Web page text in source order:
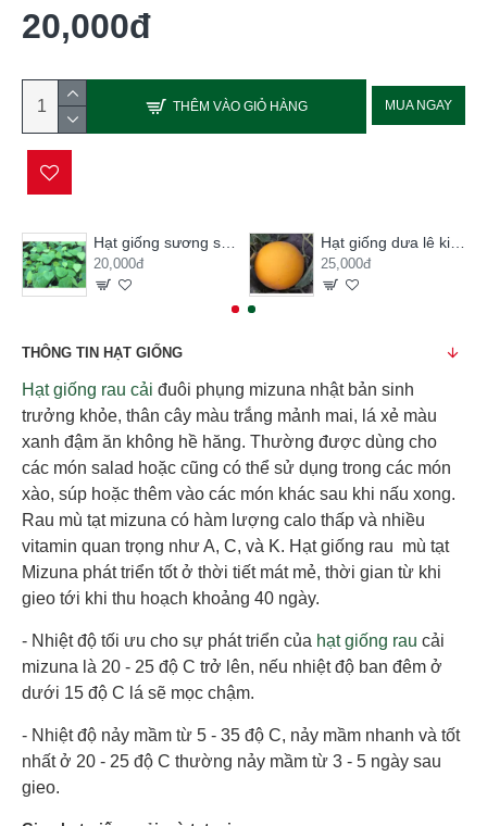
20,000đ
THÊM VÀO GIỎ HÀNG MUA NGAY
Hạt giống sương sâm lông
20,000đ
Hạt giống dưa lê kim hoàng hậu
25,000đ
THÔNG TIN HẠT GIỐNG
Hạt giống rau cải đuôi phụng mizuna nhật bản sinh
trưởng khỏe, thân cây màu trắng mảnh mai, lá xẻ màu
xanh đậm ăn không hề hăng. Thường được dùng cho
các món salad hoặc cũng có thể sử dụng trong các món
xào, súp hoặc thêm vào các món khác sau khi nấu xong.
Rau mù tạt mizuna có hàm lượng calo thấp và nhiều
vitamin quan trọng như A, C, và K. Hạt giống rau mù tạt
Mizuna phát triển tốt ở thời tiết mát mẻ, thời gian từ khi
gieo tới khi thu hoạch khoảng 40 ngày.
- Nhiệt độ tối ưu cho sự phát triển của hạt giống rau cải
mizuna là 20 - 25 độ C trở lên, nếu nhiệt độ ban đêm ở
dưới 15 độ C lá sẽ mọc chậm.
- Nhiệt độ nảy mầm từ 5 - 35 độ C, nảy mầm nhanh và tốt
nhất ở 20 - 25 độ C thường nảy mầm từ 3 - 5 ngày sau
gieo.